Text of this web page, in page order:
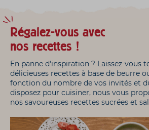
Régalez-vous avec
nos recettes !
En panne d'inspiration ? Laissez-vous
délicieuses recettes à base de beurre
fonction du nombre de vos invités et
disposez pour cuisiner, nous vous
nos savoureuses recettes sucrées et